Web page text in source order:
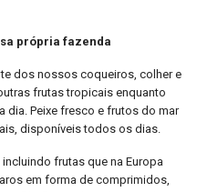
própria fazenda
dos nossos coqueiros, colher e
frutas tropicais enquanto
dia. Peixe fresco e frutos do mar
disponíveis todos os dias.
frutas que na Europa
em forma de comprimidos,